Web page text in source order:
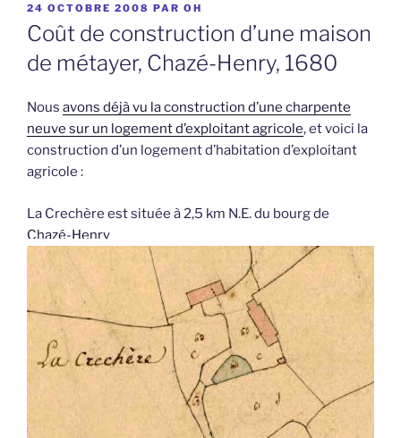
PUBLIÉ
LE
24 OCTOBRE 2008 PAR OH
Coût de construction d’une maison
de métayer, Chazé-Henry, 1680
Nous avons déjà vu la construction d’une charpente
neuve sur un logement d’exploitant agricole, et voici la
construction d’un logement d’habitation d’exploitant
agricole :
La Crechère est située à 2,5 km N.E. du bourg de
Chazé-Henry